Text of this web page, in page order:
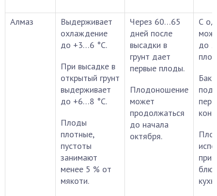
Алмаз
Выдерживает
охлаждение
до +3…6 °С.
При высадке в
открытый грунт
выдерживает
до +6…8 °С.
Плоды
плотные,
пустоты
занимают
менее 5 % от
мякоти.
Через 60…65
дней после
высадки в
грунт дает
первые плоды.
Плодоношение
может
продолжаться
до начала
октября.
С
до